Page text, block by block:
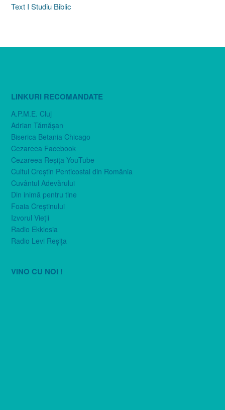
Text I Studiu Biblic
LINKURI RECOMANDATE
A.P.M.E. Cluj
Adrian Tămăşan
Biserica Betania Chicago
Cezareea Facebook
Cezareea Reşiţa YouTube
Cultul Creştin Penticostal din România
Cuvântul Adevărului
Din inimă pentru tine
Foaia Creştinului
Izvorul Vieţii
Radio Ekklesia
Radio Levi Reşiţa
VINO CU NOI !